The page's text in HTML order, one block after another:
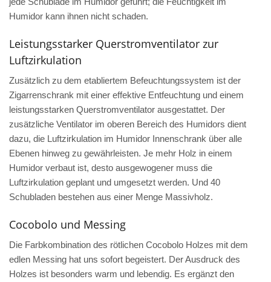
Humidor kann ihnen nicht schaden.
Leistungsstarker Querstromventilator zur
Luftzirkulation
Zusätzlich zu dem etabliertem Befeuchtungssystem ist der
Zigarrenschrank mit einer effektive Entfeuchtung und einem
leistungsstarken Querstromventilator ausgestattet. Der
zusätzliche Ventilator im oberen Bereich des Humidors dient
dazu, die Luftzirkulation im Humidor Innenschrank über alle
Ebenen hinweg zu gewährleisten. Je mehr Holz in einem
Humidor verbaut ist, desto ausgewogener muss die
Luftzirkulation geplant und umgesetzt werden. Und 40
Schubladen bestehen aus einer Menge Massivholz.
Cocobolo und Messing
Die Farbkombination des rötlichen Cocobolo Holzes mit dem
edlen Messing hat uns sofort begeistert. Der Ausdruck des
Holzes ist besonders warm und lebendig. Es ergänzt den